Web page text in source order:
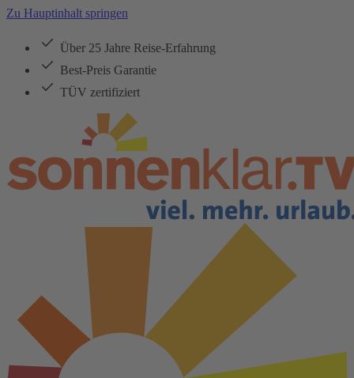
Zu Hauptinhalt springen
Über 25 Jahre Reise-Erfahrung
Best-Preis Garantie
TÜV zertifiziert